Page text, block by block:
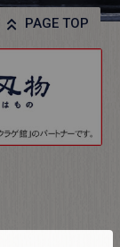
PAGE TOP